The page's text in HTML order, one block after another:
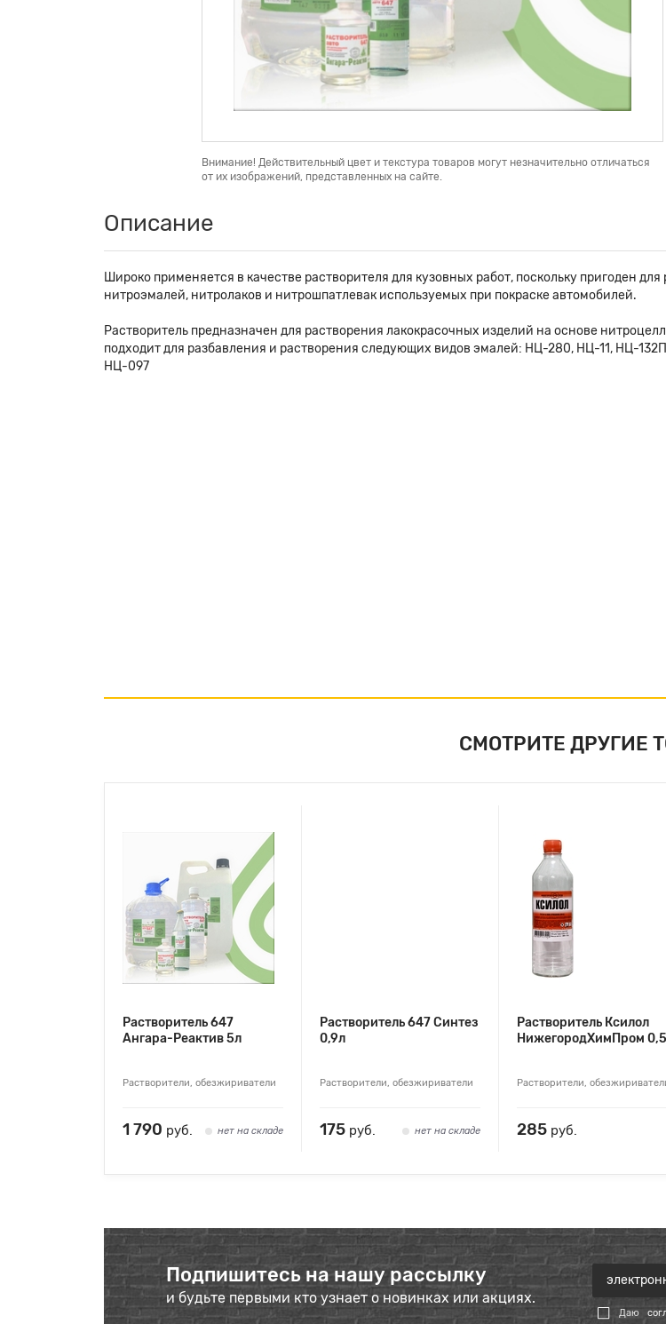
Внимание! Действительный цвет и текстура товаров могут незначительно отличаться
от их изображений, представленных на сайте.
Описание
Широко применяется в качестве растворителя для кузовных работ, поскольку пригоден для
нитроэмалей, нитролаков и нитрошпатлевак используемых при покраске автомобилей.
Растворитель предназначен для растворения лакокрасочных изделий на основе
подходит для разбавления и растворения следующих видов эмалей: НЦ-280, НЦ-11, НЦ-
НЦ-097
СМОТРИТЕ ДРУГИЕ
Растворитель 647
Ангара-Реактив 5л
Растворители, обезжириватели
1 790 руб. нет на складе
Растворитель 647 Синтез
0,9л
Растворители, обезжириватели
175 руб. нет на складе
Растворитель Ксилол
НижегородХимПром
Растворители,
285 руб.
Подпишитесь на нашу рассылку
и будьте первыми кто узнает о новинках или акциях.
Даю